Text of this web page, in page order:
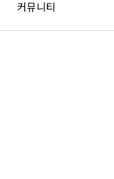
커뮤니티